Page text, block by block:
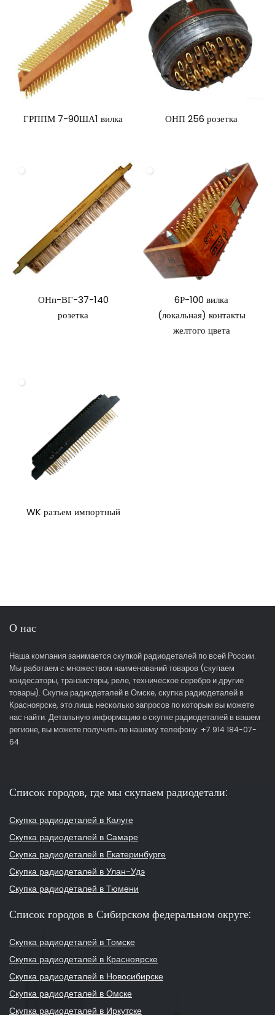
ГРППМ 7-90ША1 вилка ОНП 256 розетка
ОНп-ВГ-37-140
розетка
6Р-100 вилка
(локальная) контакты
желтого цвета
WK разъем импортный
О нас
Наша компания занимается скупкой радиодеталей по всей России.
Мы работаем с множеством наименований товаров (скупаем
кондесаторы, транзисторы, реле, техническое серебро и другие
товары). Скупка радиодеталей в Омске, скупка радиодеталей в
Красноярске, это лишь несколько запросов по которым вы можете
нас найти. Детальную информацию о скупке радиодеталей в вашем
регионе, вы можете получить по нашему телефону: +7 914 184-07-
64
Список городов, где мы скупаем радиодетали:
Скупка радиодеталей в Калуге
Скупка радиодеталей в Самаре
Скупка радиодеталей в Екатеринбурге
Скупка радиодеталей в Улан-Удэ
Скупка радиодеталей в Тюмени
Список городов в Сибирском федеральном округе:
Скупка радиодеталей в Томске
Скупка радиодеталей в Красноярске
Скупка радиодеталей в Новосибирске
Скупка радиодеталей в Омске
Скупка радиодеталей в Иркутске